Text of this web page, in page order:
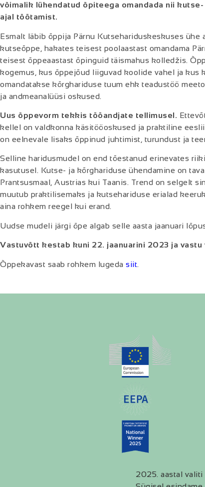
võimalik lühendatud õpiteega omandada nii
ajal töötamist.
Esmalt läbib õppija Pärnu Kutsehariduskeskuses ühe
kutseõppe, hakates teisest poolaastast omandama
teisest õppeaastast õpinguid täismahus kolledžis.
kogemus, kus õppejõud liiguvad koolide vahel ja kus k
omandatakse kõrghariduse tuum ehk teadustöö
ja andmeanalüüsi oskused.
Uus õppevorm tekkis tööandjate tellimusel.
kellel on valdkonna käsitööoskused ja praktiline
on eelnevale lisaks õppinud juhtimist, turundust ja
Selline haridusmudel on end tõestanud erinevates
kasutusel. Kutse- ja kõrghariduse ühendamine on
Prantsusmaal, Austrias kui Taanis. Trend on selgelt
muutub praktilisemaks ja kutsehariduse erialad
aina rohkem reegel kui erand.
Uudse mudeli järgi õpe algab selle aasta jaanuari
Vastuvõtt kestab kuni 22. jaanuarini 2023 ja vastu
Õppekavast saab rohkem lugeda siit.
2025. aastal valiti